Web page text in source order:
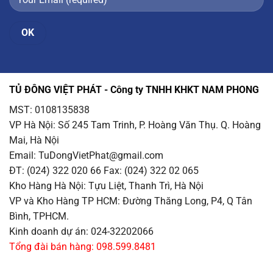
TỦ ĐÔNG VIỆT PHÁT - Công ty TNHH KHKT NAM PHONG
MST: 0108135838
VP Hà Nội: Số 245 Tam Trinh, P. Hoàng Văn Thụ. Q. Hoàng
Mai, Hà Nội
Email : TuDongVietPhat@gmail.com
ĐT: (024) 322 020 66 Fax: (024) 322 02 065
Kho Hàng Hà Nội: Tựu Liệt, Thanh Trì, Hà Nội
VP và Kho Hàng TP HCM: Đường Thăng Long, P4, Q Tân
Bình, TPHCM.
Kinh doanh dự án: 024-32202066
Tổng đài bán hàng: 098.599.8481